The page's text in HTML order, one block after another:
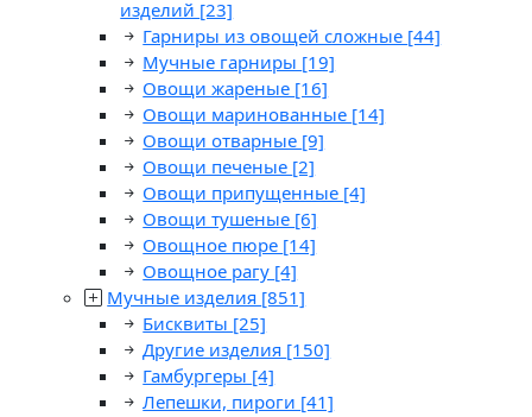
изделий [23]
Гарниры из овощей сложные [44]
Мучные гарниры [19]
Овощи жареные [16]
Овощи маринованные [14]
Овощи отварные [9]
Овощи печеные [2]
Овощи припущенные [4]
Овощи тушеные [6]
Овощное пюре [14]
Овощное рагу [4]
Мучные изделия [851]
Бисквиты [25]
Другие изделия [150]
Гамбургеры [4]
Лепешки, пироги [41]